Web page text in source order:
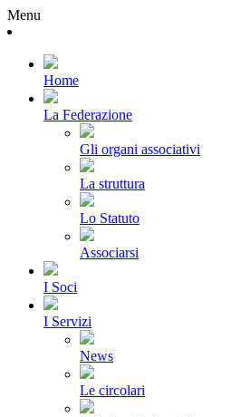
Menu
Home
La Federazione
Gli organi associativi
La struttura
Lo Statuto
Associarsi
I Soci
I Servizi
News
Le circolari